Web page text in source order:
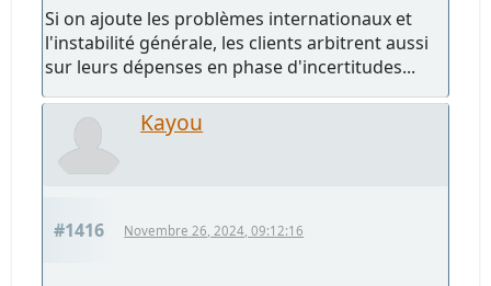
Si on ajoute les problèmes internationaux et
l'instabilité générale, les clients arbitrent aussi
sur leurs dépenses en phase d'incertitudes...
Kayou
#1416 Novembre 26, 2024, 09:12:16